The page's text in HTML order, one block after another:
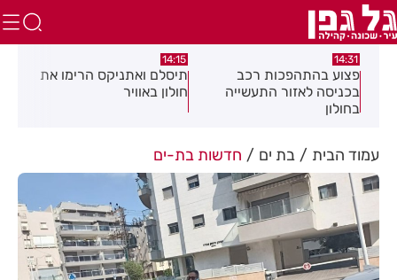
14:31
פצוע בהתהפכות רכב
בכניסה לאזור התעשייה
בחולון
14:15
תיסלם ואתניקס הרימו את
חולון באוויר
עמוד הבית בת ים חדשות בת-ים